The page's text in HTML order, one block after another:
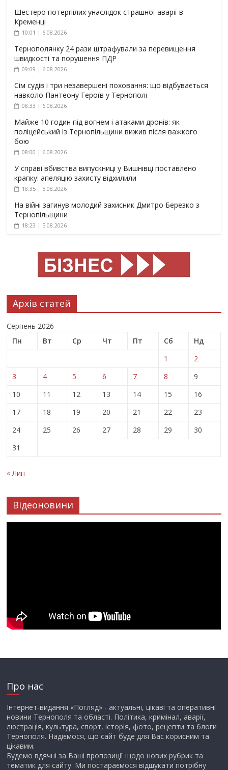
Шестеро потерпілих унаслідок страшної аварії в
Кременці
10:01 | 6.08.2026
Тернополянку 24 рази штрафували за перевищення
швидкості та порушення ПДР
09:09 | 6.08.2026
Сім судів і три незавершені поховання: що відбувається
навколо Пантеону Героїв у Тернополі
08:33 | 6.08.2026
Майже 10 годин під вогнем і атаками дронів: як
поліцейський із Тернопільщини вижив після важкого
бою
08:00 | 6.08.2026
У справі вбивства випускниці у Вишнівці поставлено
крапку: апеляцію захисту відхилили
18:35 | 5.08.2026
На війні загинув молодий захисник Дмитро Березко з
Тернопільщини
18:23 | 5.08.2026
Архів статей
Серпень 2026
Пн
Вт Ср Чт Пт Сб
Нд
1
2
3
4 5 6 7 8
9
10
11 12 13 14 15
16
17
18 19 20 21 22
23
24
25 26 27 28 29
30
31
« Лип
Відеоновини
Про нас
Інтернет-видання «Погляд» - актуальні, цікаві та оперативні
новини Тернополя та області. Політика, кримінал, аварії,
люстрація, культура, спорт, історія, фото, рецепти та блоги
Тернополя. Надіємося, що сайт буде для Вас корисним та
цікавим.
Будемо вдячні за Ваші пропозиції щодо нових рубрик та
тематик для сайту. Ми постараємося відшукати потрібну